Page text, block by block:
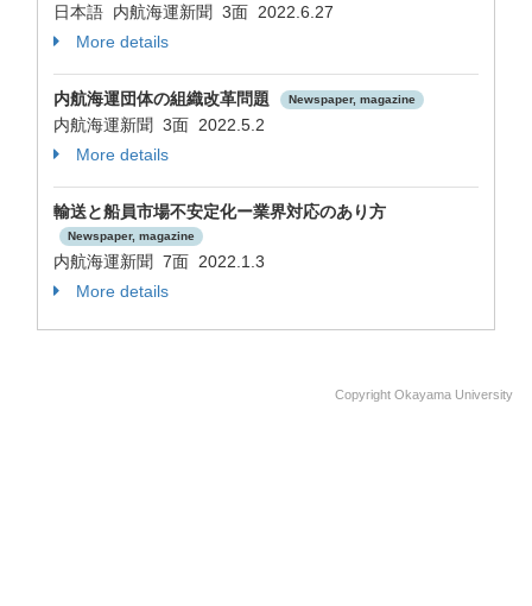
日本語 内航海運新聞 3面 2022.6.27
More details
内航海運団体の組織改革問題 Newspaper, magazine
内航海運新聞 3面 2022.5.2
More details
輸送と船員市場不安定化ー業界対応のあり方
Newspaper, magazine
内航海運新聞 7面 2022.1.3
More details
Copyright Okayama University